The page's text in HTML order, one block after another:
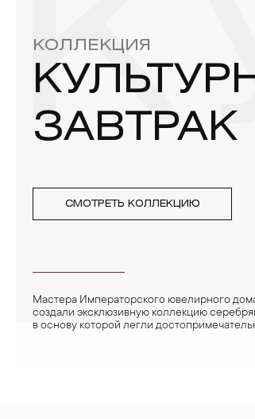
4. Специалисты обычно рекомендуют
КОЛЛЕКЦИЯ
ЗАВТРАК
СМОТРЕТЬ КОЛЛЕКЦИЮ
Мастера Императорского ювелирного
создали эксклюзивную коллекцию
в основу которой легли